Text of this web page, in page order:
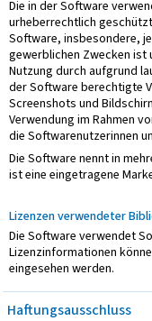
Die in der Software
urheberrechtlich
Software, insbesondere,
gewerblichen Zwecken ist
Nutzung durch aufgrund
der Software berechtigte
Screenshots und
Verwendung im Rahmen
die Softwarenutzerinnen
Die Software nennt in
ist eine eingetragene Marke
Lizenzen verwendeter
Die Software verwendet
Lizenzinformationen
eingesehen werden.
Haftungsausschluss